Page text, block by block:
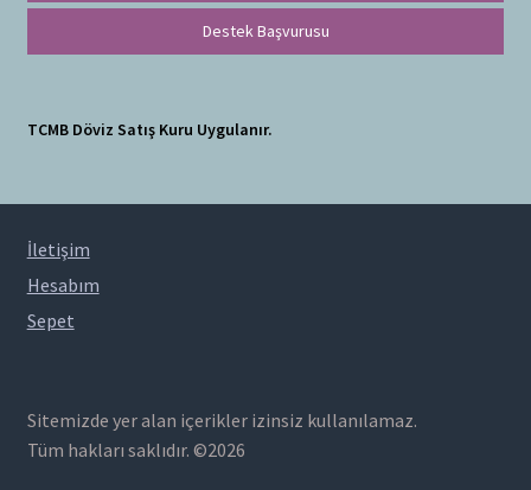
Destek Başvurusu
TCMB Döviz Satış Kuru Uygulanır.
İletişim
Hesabım
Sepet
Sitemizde yer alan içerikler izinsiz kullanılamaz.
Tüm hakları saklıdır. ©2026